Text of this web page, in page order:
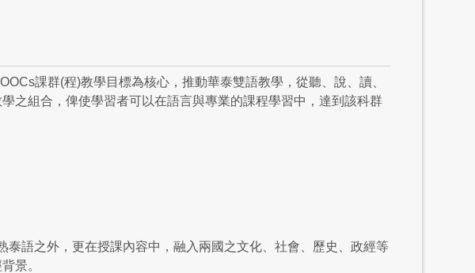
課群(程)教學目標為核心，推動華泰雙語教學，從聽、說、讀、
之組合，俾使學習者可以在語言與專業的課程學習中，達到該科群
語之外，更在授課內容中，融入兩國之文化、社會、歷史、政經等
景。